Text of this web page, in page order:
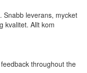
Snabb leverans, mycket
kvalitet. Allt kom
throughout the